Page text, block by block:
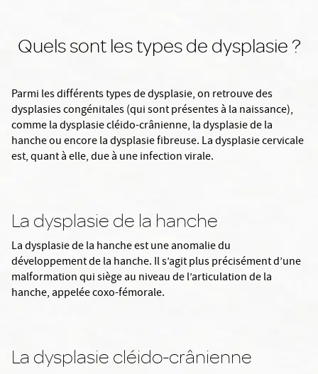
Quels sont les types de dysplasie ?
Parmi les différents types de dysplasie, on retrouve des
dysplasies congénitales (qui sont présentes à la naissance),
comme la dysplasie cléido-crânienne, la dysplasie de la
hanche ou encore la dysplasie fibreuse. La dysplasie cervicale
est, quant à elle, due à une infection virale.
La dysplasie de la hanche
La dysplasie de la hanche est une anomalie du
développement de la hanche. Il s’agit plus précisément d’une
malformation qui siège au niveau de l’articulation de la
hanche, appelée coxo-fémorale.
La dysplasie cléido-crânienne